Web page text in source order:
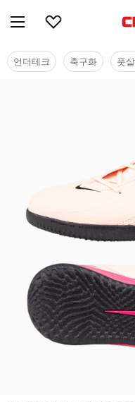
언더테크 축구화 풋